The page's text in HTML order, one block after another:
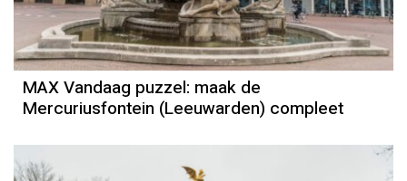
MAX Vandaag puzzel: maak de
Mercuriusfontein (Leeuwarden) compleet